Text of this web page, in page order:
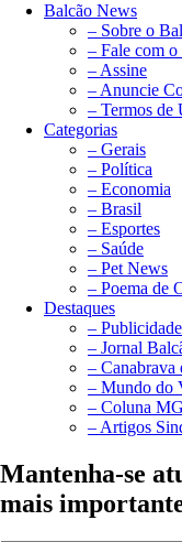
Balcão News
– Sobre o
– Fale com
– Assine
– Anuncie
– Termos de
Categorias
– Gerais
– Política
– Economia
– Brasil
– Esportes
– Saúde
– Pet News
– Poema de
Destaques
–
– Jornal
– Canabrava
– Mundo do
– Coluna MG
– Artigos
Mantenha-se
mais